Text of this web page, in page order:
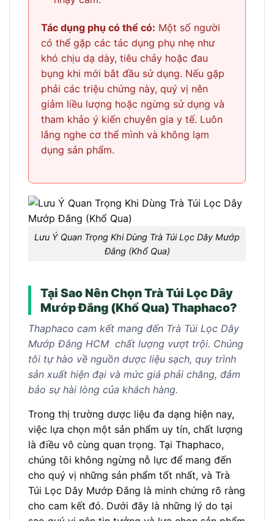
Tác dụng phụ có thể có: Một số người
có thể gặp các tác dụng phụ nhẹ như
khó chịu dạ dày, tiêu chảy hoặc đau
bụng khi mới bắt đầu sử dụng. Nếu gặp
phải các triệu chứng này, quý vị nên
giảm liều lượng hoặc ngừng sử dụng và
tham khảo ý kiến chuyên gia y tế. Luôn
lắng nghe cơ thể mình và không lạm
dụng sản phẩm.
Lưu Ý Quan Trọng Khi Dùng Trà Túi Lọc Dây Mướp
Đắng (Khổ Qua)
Tại Sao Nên Chọn Trà Túi Lọc Dây
Mướp Đắng (Khổ Qua) Thaphaco?
Thaphaco cam kết mang đến Trà Túi Lọc Dây
Mướp Đắng HCM chất lượng vượt trội. Chúng
tôi tự hào về nguồn dược liệu sạch, quy trình
sản xuất hiện đại và mức giá phải chăng, đảm
bảo sự hài lòng của khách hàng.
Trong thị trường dược liệu đa dạng hiện nay,
việc lựa chọn một sản phẩm uy tín, chất lượng
là điều vô cùng quan trọng. Tại Thaphaco,
chúng tôi không ngừng nỗ lực để mang đến
cho quý vị những sản phẩm tốt nhất, và Trà
Túi Lọc Dây Mướp Đắng là minh chứng rõ ràng
cho cam kết đó. Dưới đây là những lý do tại